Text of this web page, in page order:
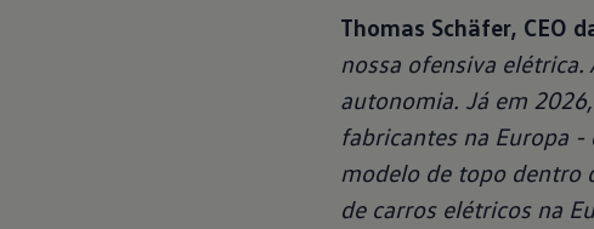
Thomas Schäfer, CEO
nossa ofensiva
autonomia. Já em
fabricantes na Europa
modelo de topo dentro
de carros elétricos na